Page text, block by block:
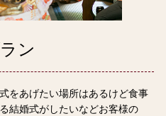
ン
をあげたい場所はあるけど食事
結婚式がしたいなどお客様の